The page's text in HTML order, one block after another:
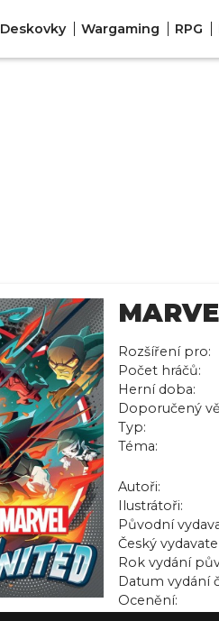
Deskovky Wargaming RPG
Rozšíření pro:
Počet hráčů:
Herní doba:
Doporučený
Typ:
Téma:
Autoři:
Ilustrátoři:
Původní
Český
Rok vydání
Datum vydání
Ocenění: